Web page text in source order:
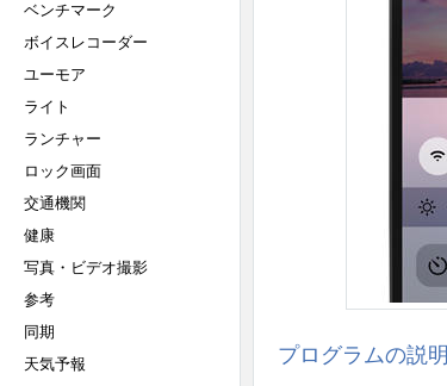
ベンチマーク
ボイスレコーダー
ユーモア
ライト
ランチャー
ロック画面
交通機関
健康
写真・ビデオ撮影
参考
同期
天気予報
プログラムの説明